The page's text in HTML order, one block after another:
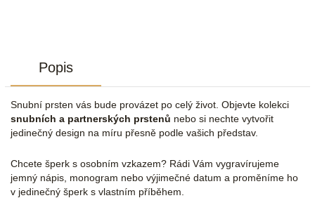
Popis
Snubní prsten vás bude provázet po celý život. Objevte kolekci
snubních a partnerských prstenů nebo si nechte vytvořit
jedinečný design na míru přesně podle vašich představ.
Chcete šperk s osobním vzkazem? Rádi Vám vygravírujeme
jemný nápis, monogram nebo výjimečné datum a proměníme ho
v jedinečný šperk s vlastním příběhem.